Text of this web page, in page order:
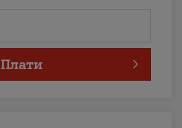
Плати